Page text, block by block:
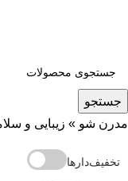
جستجو
مدرن شو » زیبایی و
تخفیف‌دارها